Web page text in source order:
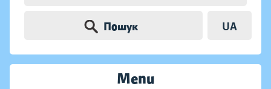
Пошук UA
Menu